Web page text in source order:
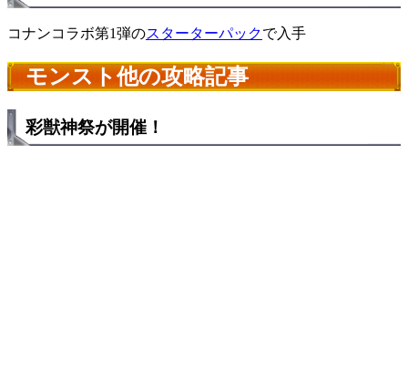
コナンコラボ第1弾のスターターパックで入手
モンスト他の攻略記事
彩獣神祭が開催！